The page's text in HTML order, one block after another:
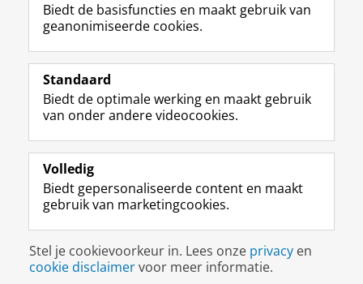
Volg de RUG
F
a
e
b
o
p
a
g
i
n
a
L
i
k
e
I
-
p
a
g
i
n
R
S
-
f
e
R
i
k
s
u
I
n
t
r
m
-
c
c
o
Y
o
T
e
k
a
a
a
Studiekiezers
Alumni
Over ons
Disclaimer & Copyright
Inloggen
Biedt de basisfuncties en maakt gebruik van
geanonimiseerde cookies.
Standaard
Biedt de optimale werking en maakt gebruik
van onder andere videocookies.
Volledig
Biedt gepersonaliseerde content en maakt
gebruik van marketingcookies.
Stel je cookievoorkeur in. Lees onze privacy en
cookie disclaimervoor meer informatie.